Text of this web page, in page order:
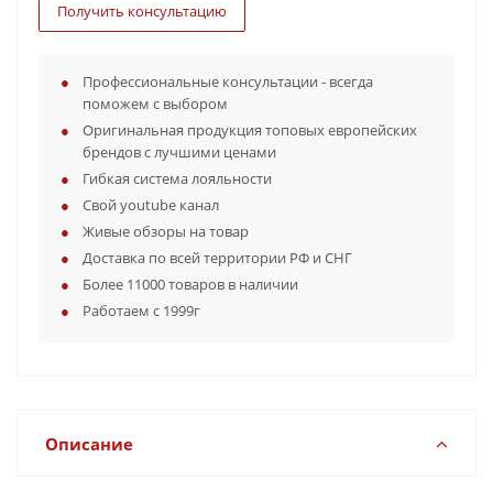
Получить консультацию
Профессиональные консультации - всегда
поможем с выбором
Оригинальная продукция топовых европейских
брендов с лучшими ценами
Гибкая система лояльности
Свой youtube канал
Живые обзоры на товар
Доставка по всей территории РФ и СНГ
Более 11000 товаров в наличии
Работаем с 1999г
Описание